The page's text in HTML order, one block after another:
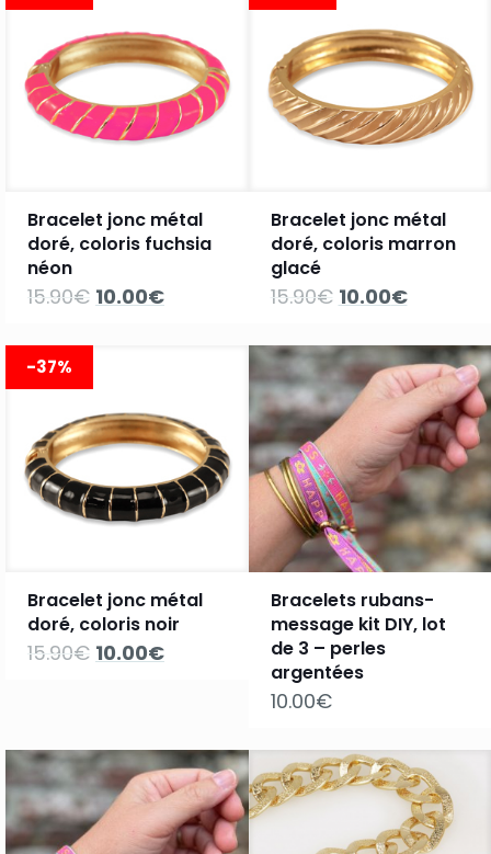
Bracelet jonc métal
doré, coloris fuchsia
néon
15.90€ Le
10.00€Le
Bracelet jonc métal
doré, coloris marron
glacé
15.90€ Le
était :
15.90€.
10.00€Le
est :
10.00€.
-37%
Bracelet jonc métal
doré, coloris noir
15.90€ Le
10.00€Le
Bracelets rubans-
message kit DIY, lot
de 3 – perles
argentées
10.00€